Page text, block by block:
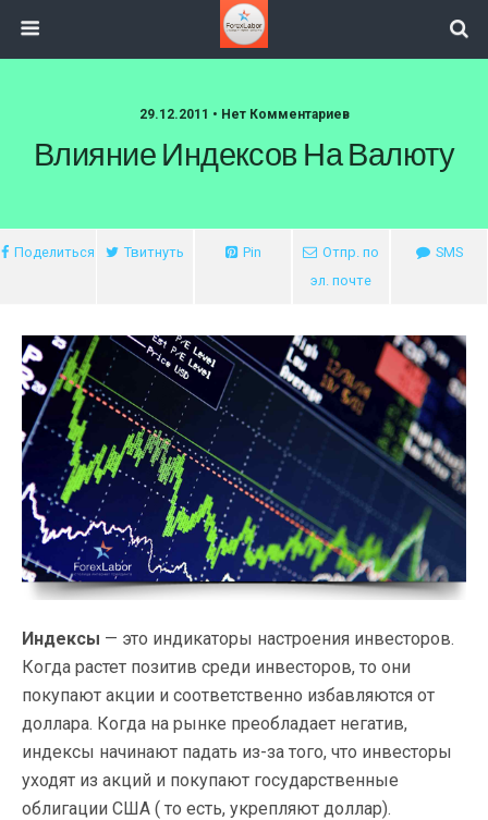
29.12.2011 • Нет Комментариев
Влияние Индексов На Валюту
Поделиться Твитнуть Pin
Отпр. по
эл. почте
SMS
Индексы — это индикаторы настроения инвесторов.
Когда растет позитив среди инвесторов, то они
покупают акции и соответственно избавляются от
доллара. Когда на рынке преобладает негатив,
индексы начинают падать из-за того, что инвесторы
уходят из акций и покупают государственные
облигации США ( то есть, укрепляют доллар).